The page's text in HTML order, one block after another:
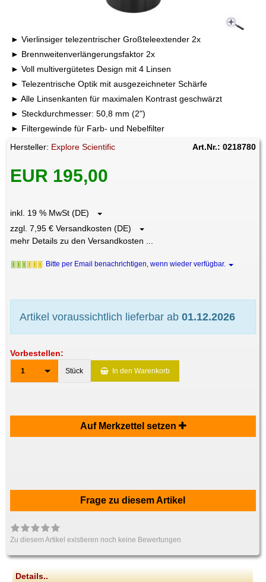
Vierlinsiger telezentrischer Großteleextender 2x
Brennweitenverlängerungsfaktor 2x
Voll multivergütetes Design mit 4 Linsen
Telezentrische Optik mit ausgezeichneter Schärfe
Alle Linsenkanten für maximalen Kontrast geschwärzt
Steckdurchmesser: 50,8 mm (2")
Filtergewinde für Farb- und Nebelfilter
Hersteller: Explore Scientific Art.Nr.: 0218780
EUR 195,00
inkl. 19 % MwSt (DE)
zzgl. 7,95 € Versandkosten (DE)
mehr Details zu den Versandkosten ...
Bitte per Email benachrichtigen, wenn wieder verfügbar.
Artikel voraussichtlich lieferbar ab01.12.2026
Vorbestellen:
1 Stück In den Warenkorb
Auf Merkzettel setzen
Frage zu diesem Artikel
Zu diesem Artikel existieren noch keine Bewertungen
Details..